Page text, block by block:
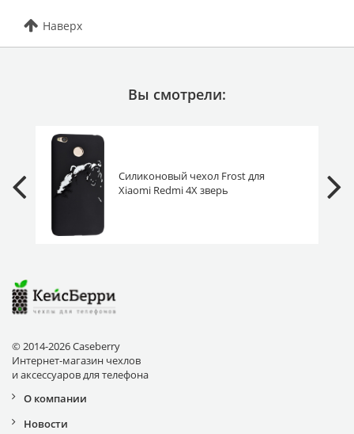
Наверх
Вы смотрели:
Силиконовый чехол Frost для
Xiaomi Redmi 4X зверь
© 2014-2026 Caseberry
Интернет-магазин чехлов
и аксессуаров для телефона
О компании
Новости